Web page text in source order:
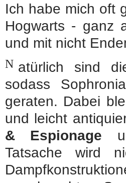
Ich habe mich oft
Hogwarts - ganz
und mit nicht
N atürlich sind
sodass
geraten. Dabei
und leicht
& Espionage
Tatsache wird